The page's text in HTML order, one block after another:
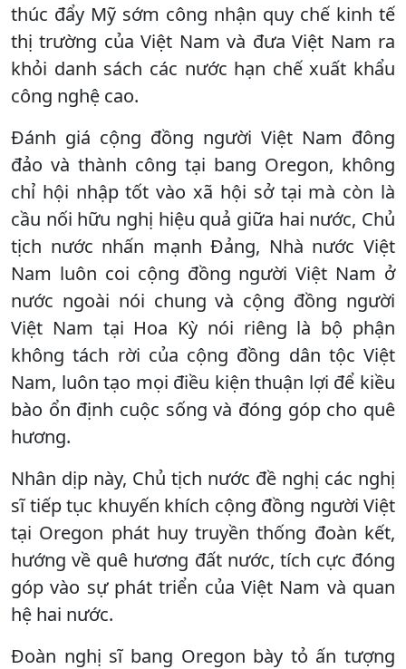
thúc đẩy Mỹ sớm công nhận quy chế kinh tế
thị trường của Việt Nam và đưa Việt Nam ra
khỏi danh sách các nước hạn chế xuất khẩu
công nghệ cao.
Đánh giá cộng đồng người Việt Nam đông
đảo và thành công tại bang Oregon, không
chỉ hội nhập tốt vào xã hội sở tại mà còn là
cầu nối hữu nghị hiệu quả giữa hai nước, Chủ
tịch nước nhấn mạnh Đảng, Nhà nước Việt
Nam luôn coi cộng đồng người Việt Nam ở
nước ngoài nói chung và cộng đồng người
Việt Nam tại Hoa Kỳ nói riêng là bộ phận
không tách rời của cộng đồng dân tộc Việt
Nam, luôn tạo mọi điều kiện thuận lợi để kiều
bào ổn định cuộc sống và đóng góp cho quê
hương.
Nhân dịp này, Chủ tịch nước đề nghị các nghị
sĩ tiếp tục khuyến khích cộng đồng người Việt
tại Oregon phát huy truyền thống đoàn kết,
hướng về quê hương đất nước, tích cực đóng
góp vào sự phát triển của Việt Nam và quan
hệ hai nước.
Đoàn nghị sĩ bang Oregon bày tỏ ấn tượng